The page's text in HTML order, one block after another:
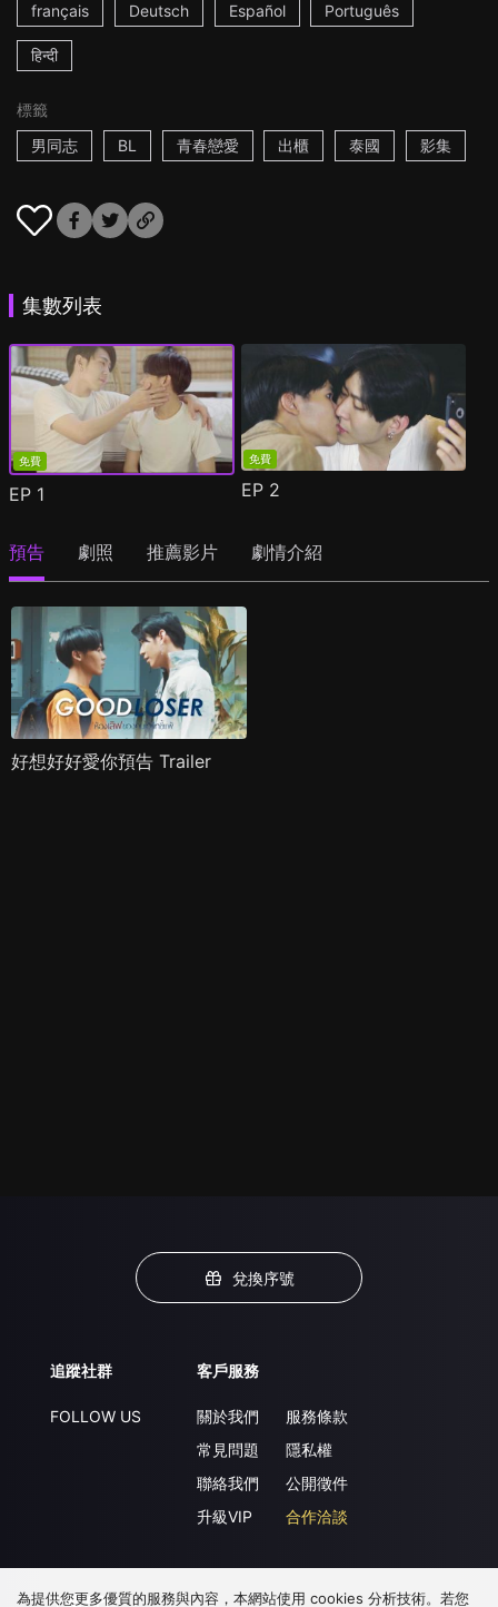
français Deutsch Español Português
हिन्दी
標籤
男同志
BL 青春戀愛 出櫃 泰國 影集
集數列表
免費
EP 1
免費
EP 2
預告 劇照 推薦影片 劇情介紹
好想好好愛你預告 Trailer
兌換序號
追蹤社群
FOLLOW US
客戶服務
關於我們
常見問題
聯絡我們
升級VIP
服務條款
隱私權
公開徵件
合作洽談
下載 APP
為提供您更多優質的服務與內容，本網站使用 cookies 分析技術。若您